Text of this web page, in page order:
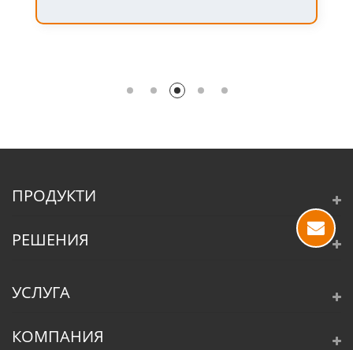
ПРОДУКТИ
РЕШЕНИЯ
УСЛУГА
КОМПАНИЯ